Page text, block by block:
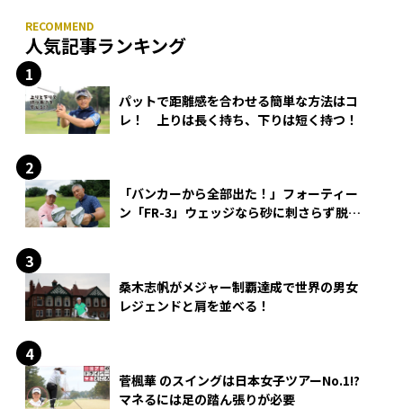
人気記事ランキング
パットで距離感を合わせる簡単な方法はコ
レ！ 上りは長く持ち、下りは短く持つ！
「バンカーから全部出た！」フォーティー
ン「FR-3」ウェッジなら砂に刺さらず脱出
桑木志帆がメジャー制覇達成で世界の男女
レジェンドと肩を並べる！
菅楓華 のスイングは日本女子ツアーNo.1!?
マネるには足の踏ん張りが必要